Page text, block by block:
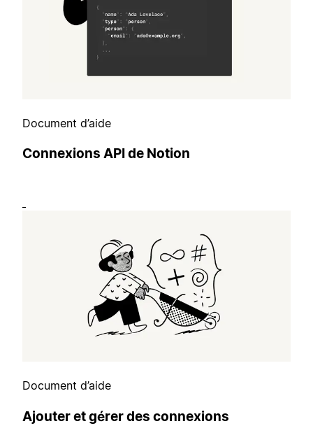
Document d’aide
Connexions API de Notion
Document d’aide
Ajouter et gérer des connexions